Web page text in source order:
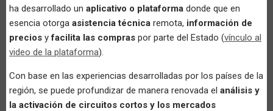
ha desarrollado un aplicativo o plataforma donde que en
esencia otorga asistencia técnica remota, información de
precios yfacilita las compras por parte del Estado (vínculo al
video de la plataforma).
Con base en las experiencias desarrolladas por los países de la
región, se puede profundizar de manera renovada el análisis y
la activación de circuitos cortos y los mercados